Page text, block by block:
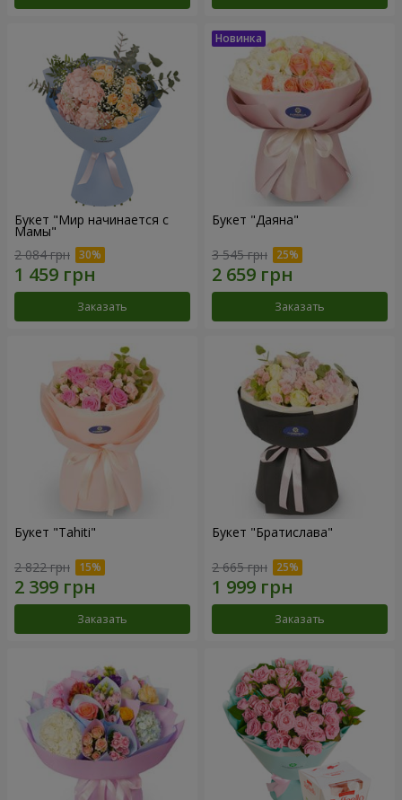
Букет "Мир начинается с
Мамы"
2 084 грн
Заказать
Букет "Даяна"
3 545 грн
Заказать
Букет "Tahiti"
2 822 грн
Заказать
Букет "Братислава"
2 665 грн
Заказать